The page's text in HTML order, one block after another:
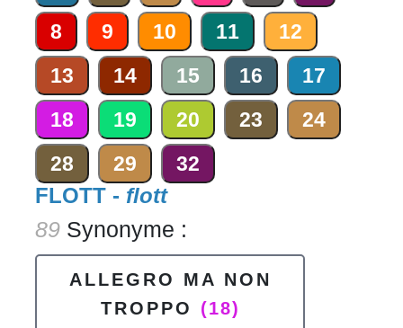
8
9 10 11
12
13
14 15 16
17
18
19 20 23
24
28
29 32
FLOTT - flott
89 Synonyme :
ALLEGRO MA NON
TROPPO
(18)